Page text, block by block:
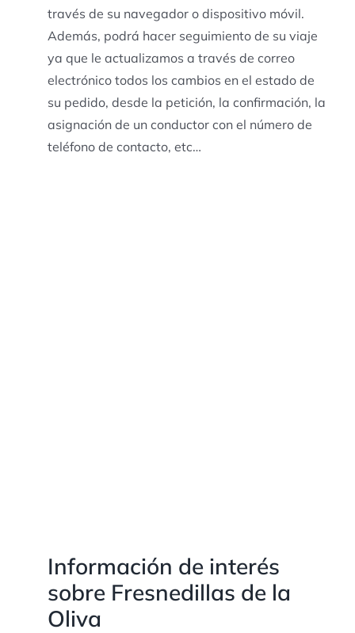
través de su navegador o dispositivo móvil.
Además, podrá hacer seguimiento de su viaje
ya que le actualizamos a través de correo
electrónico todos los cambios en el estado de
su pedido, desde la petición, la confirmación, la
asignación de un conductor con el número de
teléfono de contacto, etc…
Información de interés
sobre Fresnedillas de la
Oliva